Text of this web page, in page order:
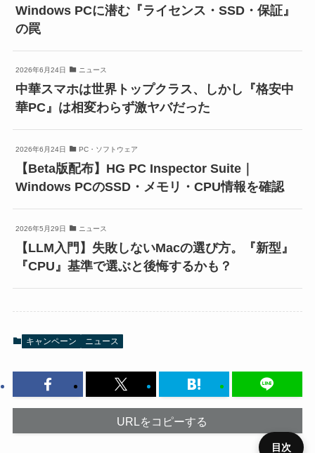
Windows PCに潜む『ライセンス・SSD・保証』
の罠
2026年6月24日 ニュース
中華スマホは世界トップクラス、しかし『格安中
華PC』は相変わらず激ヤバだった
2026年6月24日 PC・ソフトウェア
【Beta版配布】HG PC Inspector Suite｜
Windows PCのSSD・メモリ・CPU情報を確認
2026年5月29日 ニュース
【LLM入門】失敗しないMacの選び方。『新型』
『CPU』基準で選ぶと後悔するかも？
キャンペーン ニュース
URLをコピーする
目次